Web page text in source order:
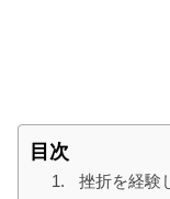
目次
挫折を経験